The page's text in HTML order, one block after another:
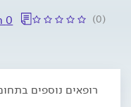
(0) 0 חוות דעת
רופאים נוספים